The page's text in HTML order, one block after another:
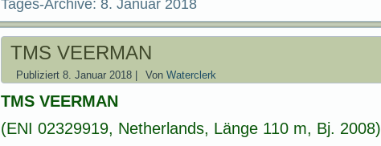
Tages-Archive: 8. Januar 2018
TMS VEERMAN
Publiziert 8. Januar 2018 Von Waterclerk
TMS VEERMAN
(ENI 02329919, Netherlands, Länge 110 m, Bj. 2008)